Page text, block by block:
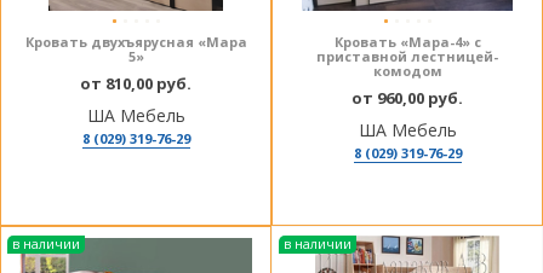
Кровать двухъярусная «Мара
5»
от 810,00 руб.
ША Мебель
8 (029) 319-76-29
Кровать «Мара-4» с
приставной лестницей-
комодом
от 960,00 руб.
ША Мебель
8 (029) 319-76-29
в наличии в наличии